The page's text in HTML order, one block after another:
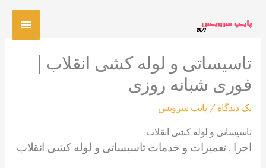
تاسیساتی و لوله کشی انقلاب |
فوری شبانه روزی
یک دیدگاه / پایپ سرویس
تاسیساتی و لوله کشی انقلاب
اجرا , تعمیرات و خدمات تاسیساتی و لوله کشی انقلاب